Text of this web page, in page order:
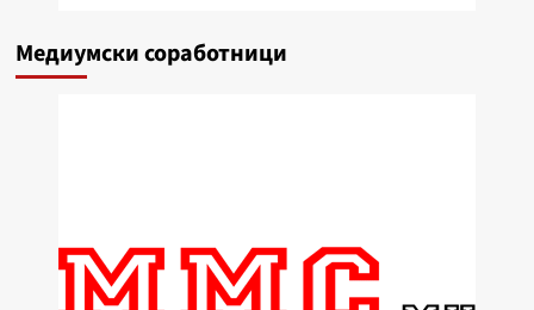
Медиумски соработници